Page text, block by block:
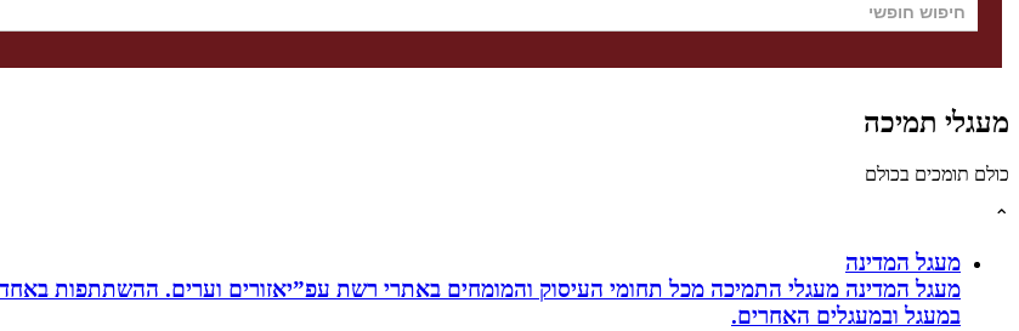
מעגלי תמיכה
כולם תומכים בכולם
⌃
מעגל המדינה
מעגל המדינה מעגלי התמיכה מכל תחומי העיסוק והמומחים באתרי רשת עפ”יאזורים וערים. ההשתתפות
במעגל ובמעגלים האחרים.